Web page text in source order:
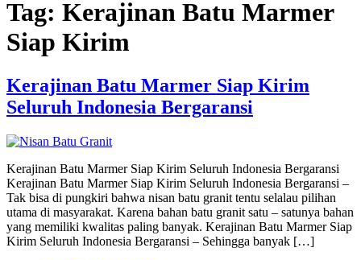
Tag: Kerajinan Batu Marmer
Siap Kirim
Kerajinan Batu Marmer Siap Kirim
Seluruh Indonesia Bergaransi
Kerajinan Batu Marmer Siap Kirim Seluruh Indonesia Bergaransi
Kerajinan Batu Marmer Siap Kirim Seluruh Indonesia Bergaransi –
Tak bisa di pungkiri bahwa nisan batu granit tentu selalau pilihan
utama di masyarakat. Karena bahan batu granit satu – satunya bahan
yang memiliki kwalitas paling banyak. Kerajinan Batu Marmer Siap
Kirim Seluruh Indonesia Bergaransi – Sehingga banyak […]